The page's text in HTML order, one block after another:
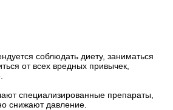
соблюдать диету, заниматься
от всех вредных привычек,
специализированные препараты,
снижают давление.